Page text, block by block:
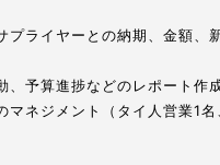
プライヤーとの納期、金額、
、予算進捗などのレポート作
マネジメント（タイ人営業1